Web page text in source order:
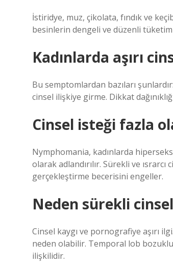
İstiridye, muz, çikolata, fındık ve
besinlerin dengeli ve düzenli
Kadınlarda aşırı
Bu semptomlardan bazıları
cinsel ilişkiye girme. Dikkat
Cinsel isteği fazla
Nymphomania, kadınlarda
olarak adlandırılır. Sürekli ve
gerçekleştirme becerisini engeller.
Neden sürekli
Cinsel kaygı ve pornografiye aşırı
neden olabilir. Temporal lob
ilişkilidir.